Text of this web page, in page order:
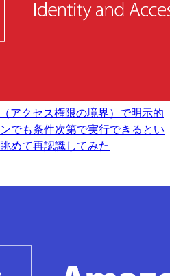
アクセス権限の境界）で明示的
でも条件次第で実行できるとい
めて再認識してみた